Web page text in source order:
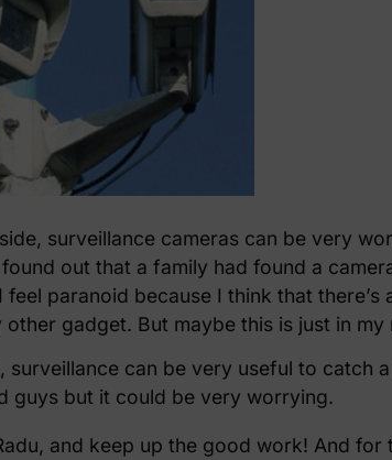
surveillance cameras can be very
out that a family had found a
feel paranoid because I think that there’s
gadget. But maybe this is just in my
surveillance can be very useful to catch
guys but it could be very worrying.
and keep up the good work! And